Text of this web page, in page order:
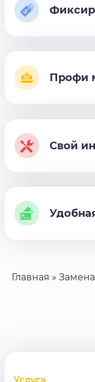
Профи
Свой
Главная »